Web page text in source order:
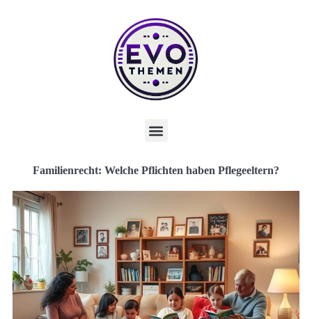
Familienrecht: Welche Pflichten haben Pflegeeltern?